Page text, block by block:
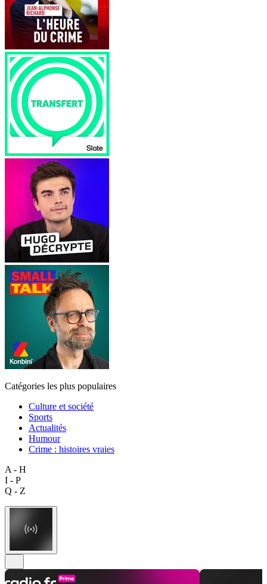
Catégories les plus populaires
Culture et société
Sports
Actualités
Humour
Crime : histoires vraies
A - H
I - P
Q - Z